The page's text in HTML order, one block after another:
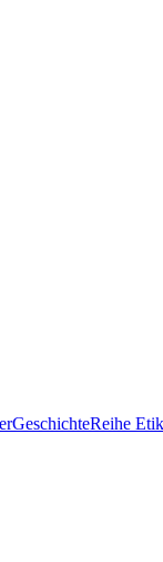
GeschichteReihe